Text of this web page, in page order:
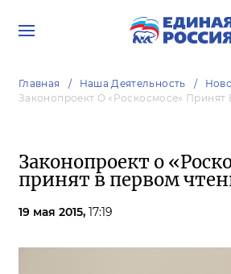
Главная Наша Деятельность
Законопроект О «Роскосмосе»
Законопроект о
принят в первом
19 мая 2015, 17:19